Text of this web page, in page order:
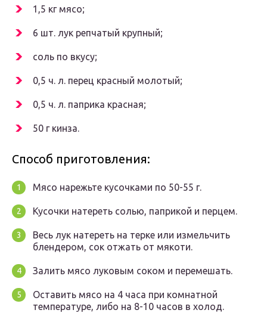
1,5 кг мясо;
6 шт. лук репчатый крупный;
соль по вкусу;
0,5 ч. л. перец красный молотый;
0,5 ч. л. паприка красная;
50 г кинза.
Способ приготовления:
Мясо нарежьте кусочками по 50-55 г.
Кусочки натереть солью, паприкой и перцем.
Весь лук натереть на терке или измельчить
блендером, сок отжать от мякоти.
Залить мясо луковым соком и перемешать.
Оставить мясо на 4 часа при комнатной
температуре, либо на 8-10 часов в холод.